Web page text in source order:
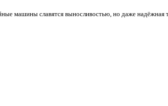
машины славятся выносливостью, но даже надёжная